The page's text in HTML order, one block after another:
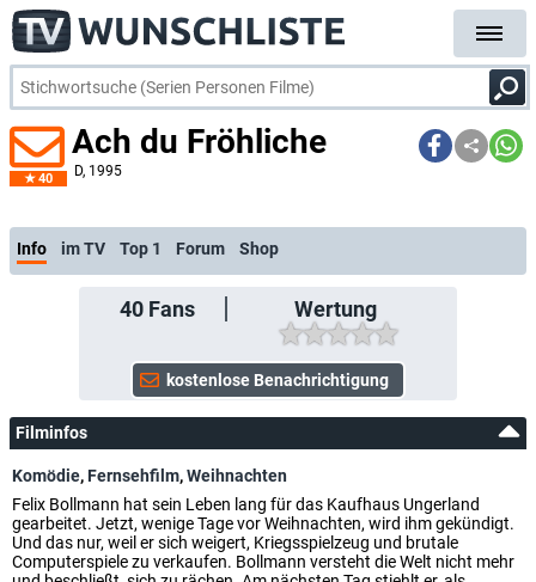
40
Ach du Fröhliche
D, 1995
Info im TV Top 1 Forum Shop
40Fans Wertung
Filminfos
Komödie,Fernsehfilm,Weihnachten
Felix Bollmann hat sein Leben lang für das Kaufhaus Ungerland
gearbeitet. Jetzt, wenige Tage vor Weihnachten, wird ihm gekündigt.
Und das nur, weil er sich weigert, Kriegsspielzeug und brutale
Computerspiele zu verkaufen. Bollmann versteht die Welt nicht mehr